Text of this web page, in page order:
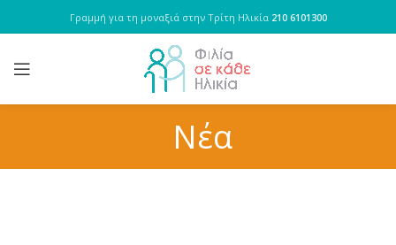
Γραμμή για τη μοναξιά στην Τρίτη Ηλικία 210 6101300
Νέα